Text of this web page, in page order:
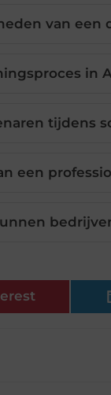
van een
in
tijdens
een